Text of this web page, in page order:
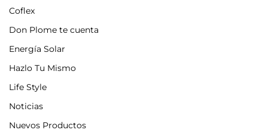
Coflex
Don Plome te cuenta
Energía Solar
Hazlo Tu Mismo
Life Style
Noticias
Nuevos Productos